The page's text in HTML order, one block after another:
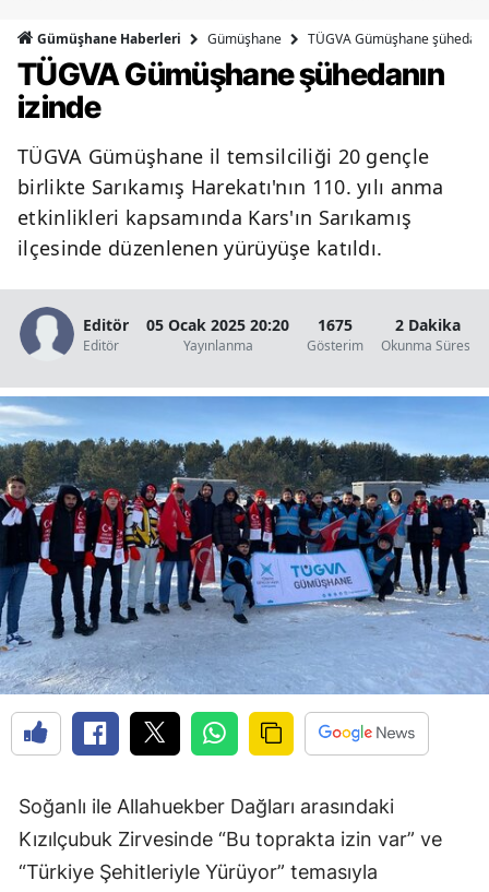
Bingöl
Bolu
Bursa
Çanakkale
Çankırı
Denizli
Diyarbakır
Edirne
Elazığ
Erzincan
Erzurum
Eskişehir
Gaziantep
Gümüşhane
Hakkari
Gümüşhane Haberleri Gümüşhane TÜGVA Gümüşhane
TÜGVA Gümüşhane şühedanın
izinde
TÜGVA Gümüşhane il temsilciliği 20 gençle
birlikte Sarıkamış Harekatı'nın 110. yılı anma
etkinlikleri kapsamında Kars'ın Sarıkamış
ilçesinde düzenlenen yürüyüşe katıldı.
Editör
Editör
05 Ocak 2025 20:20
Yayınlanma
1675
Gösterim
2 Dakika
Okunma Süresi
Soğanlı ile Allahuekber Dağları arasındaki
Kızılçubuk Zirvesinde “Bu toprakta izin var” ve
“Türkiye Şehitleriyle Yürüyor” temasıyla